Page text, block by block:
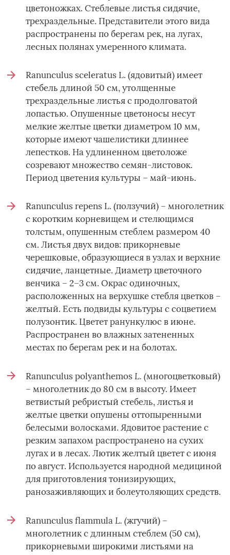
цветоножках. Стеблевые листья сидячие,
трехраздельные. Представители этого вида
распространены по берегам рек, на лугах,
лесных полянах умеренного климата.
Ranunculus sceleratus L. (ядовитый) имеет
стебель длиной 50 см, утолщенные
трехраздельные листья с продолговатой
лопастью. Опушенные цветоносы несут
мелкие желтые цветки диаметром 10 мм,
которые имеют чашелистики длиннее
лепестков. На удлиненном цветоложе
созревают множество семян-листовок.
Период цветения культуры – май-июнь.
Ranunculus repens L. (ползучий) – многолетник
с коротким корневищем и стелющимся
толстым, опушенным стеблем размером 40
см. Листья двух видов: прикорневые
черешковые, образующиеся в узлах и верхние
сидячие, ланцетные. Диаметр цветочного
венчика – 2–3 см. Окрас одиночных,
расположенных на верхушке стебля цветков –
желтый. Есть подвиды культуры с соцветием
полузонтик. Цветет ранункулюс в июне.
Распространен во влажных затененных
местах по берегам рек и на болотах.
Ranunculus polyanthemosL. (многоцветковый)
– многолетник до 80 см в высоту. Имеет
ветвистый ребристый стебель, листья и
желтые цветки опушены оттопыренными
белесыми волосками. Ядовитое растение с
резким запахом распространено на сухих
лугах и в лесах. Лютик желтый цветет с июня
по август. Используется народной медициной
для приготовления тонизирующих,
ранозаживляющих и болеутоляющих средств.
Ranunculus flammulaL. (жгучий) –
многолетник с длинным стеблем (50 см),
прикорневыми широкими листьями на